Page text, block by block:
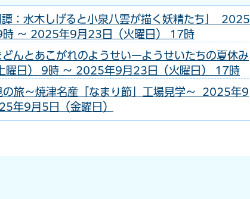
譚：水木しげると小泉八雲が描く妖精たち」 2025
～ 2025年9月23日（火曜日） 17時
どんとあこがれのようせいーようせいたちの夏休み
日） 9時 ～ 2025年9月23日（火曜日） 17時
の旅～焼津名産「なまり節」工場見学～ 2025年9
年9月5日（金曜日）